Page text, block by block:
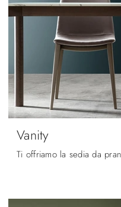
Vanity